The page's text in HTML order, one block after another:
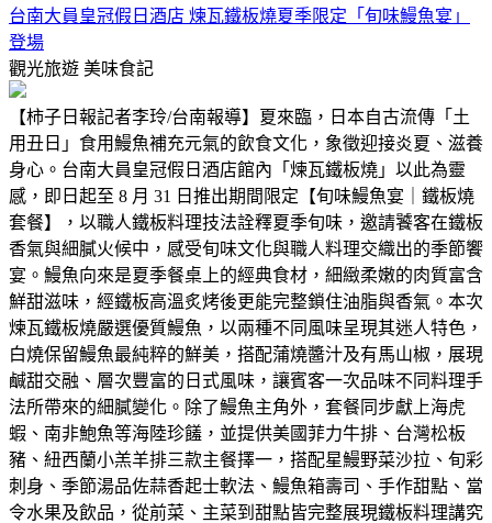
台南大員皇冠假日酒店 煉瓦鐵板燒夏季限定「旬味鰻魚宴」
登場
觀光旅遊 美味食記
【柿子日報記者李玲/台南報導】夏來臨，日本自古流傳「土
用丑日」食用鰻魚補充元氣的飲食文化，象徵迎接炎夏、滋養
身心。台南大員皇冠假日酒店館內「煉瓦鐵板燒」以此為靈
感，即日起至 8 月 31 日推出期間限定【旬味鰻魚宴｜鐵板燒
套餐】，以職人鐵板料理技法詮釋夏季旬味，邀請饕客在鐵板
香氣與細膩火候中，感受旬味文化與職人料理交織出的季節饗
宴。鰻魚向來是夏季餐桌上的經典食材，細緻柔嫩的肉質富含
鮮甜滋味，經鐵板高溫炙烤後更能完整鎖住油脂與香氣。本次
煉瓦鐵板燒嚴選優質鰻魚，以兩種不同風味呈現其迷人特色，
白燒保留鰻魚最純粹的鮮美，搭配蒲燒醬汁及有馬山椒，展現
鹹甜交融、層次豐富的日式風味，讓賓客一次品味不同料理手
法所帶來的細膩變化。除了鰻魚主角外，套餐同步獻上海虎
蝦、南非鮑魚等海陸珍饈，並提供美國菲力牛排、台灣松板
豬、紐西蘭小羔羊排三款主餐擇一，搭配星鰻野菜沙拉、旬彩
刺身、季節湯品佐蒜香起士軟法、鰻魚箱壽司、手作甜點、當
令水果及飲品，從前菜、主菜到甜點皆完整展現鐵板料理講究